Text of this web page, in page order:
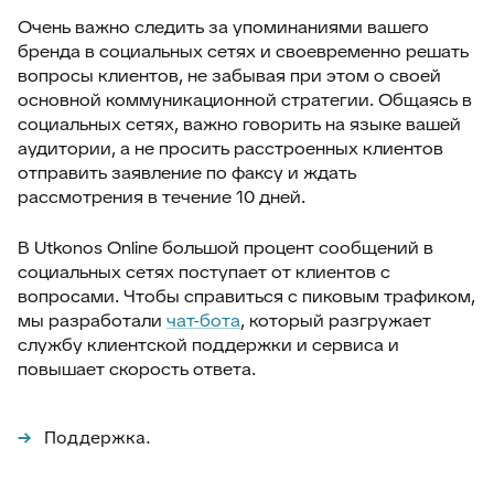
Очень важно следить за упоминаниями вашего
бренда в социальных сетях и своевременно решать
вопросы клиентов, не забывая при этом о своей
основной коммуникационной стратегии. Общаясь в
социальных сетях, важно говорить на языке вашей
аудитории, а не просить расстроенных клиентов
отправить заявление по факсу и ждать
рассмотрения в течение 10 дней.
В Utkonos Online большой процент сообщений в
социальных сетях поступает от клиентов с
вопросами. Чтобы справиться с пиковым трафиком,
мы разработали чат-бота, который разгружает
службу клиентской поддержки и сервиса и
повышает скорость ответа.
Поддержка.